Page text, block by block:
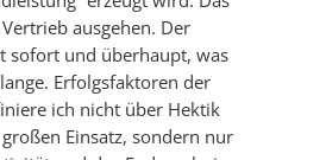
ausgehen. Der
sofort und überhaupt, was
Erfolgsfaktoren der
ich nicht über Hektik
Einsatz, sondern nur